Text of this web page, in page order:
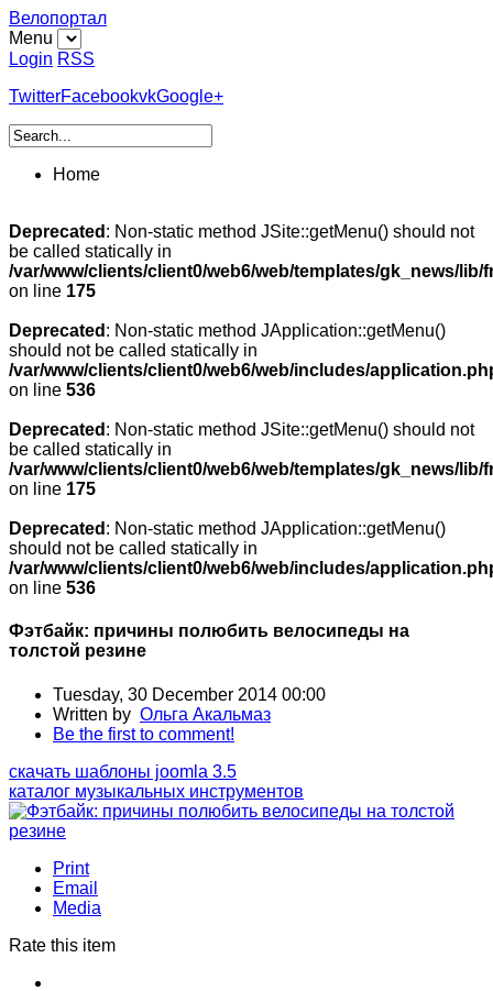
Велопортал
Menu
Login RSS
TwitterFacebookvkGoogle+
Home
Deprecated : Non-static method JSite::getMenu() should not
be called statically in
/var/www/clients/client0/web6/web/templates/gk_news/
on line 175
Deprecated : Non-static method JApplication::getMenu()
should not be called statically in
/var/www/clients/client0/web6/web/includes/
on line 536
Deprecated : Non-static method JSite::getMenu() should not
be called statically in
/var/www/clients/client0/web6/web/templates/gk_news/
on line 175
Deprecated : Non-static method JApplication::getMenu()
should not be called statically in
/var/www/clients/client0/web6/web/includes/
on line 536
Фэтбайк: причины полюбить велосипеды на
толстой резине
Tuesday, 30 December 2014 00:00
Written by Ольга Акальмаз
Be the first to comment!
скачать шаблоны joomla 3.5
каталог музыкальных инструментов
Print
Email
Media
Rate this item